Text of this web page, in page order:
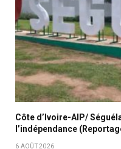
Côte d’Ivoire-AIP/
l’indépendance
6 AOÛT 2026